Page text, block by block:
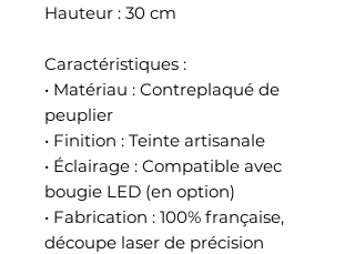
Hauteur : 30 cm
Caractéristiques :
• Matériau : Contreplaqué de
peuplier
• Finition : Teinte artisanale
• Éclairage : Compatible avec
bougie LED (en option)
• Fabrication : 100% française,
découpe laser de précision